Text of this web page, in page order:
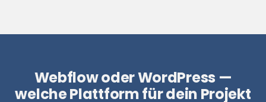
Webflow oder WordPress —
welche Plattform für dein Projekt